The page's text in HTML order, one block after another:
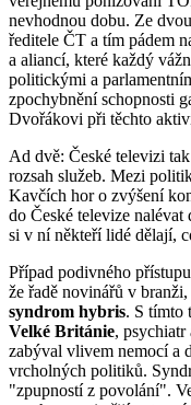
nevhodnou dobu. Ze
ředitele ČT a tím pádem
a aliancí, které každý
politickými a
zpochybnění schopnosti
Dvořákovi při těchto
Ad dvě: České televizi
rozsah služeb. Mezi
Kavčích hor o zvýšení
do České televize
si v ní někteří lidé dělají,
Případ podivného
že řadě novinářů v
syndrom hybris. S tímto
Velké Británie, psychiatr
zabýval vlivem nemocí a
vrcholných politiků.
"zpupností z povolání".